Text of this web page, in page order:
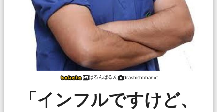
ぱるんぱるん drashishbhanot
「インフルですけど、